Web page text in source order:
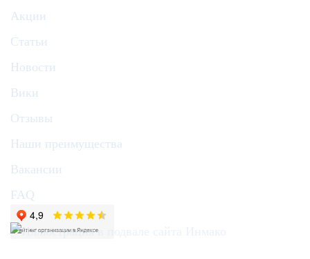
Акции
Статьи
Новости
Вики
Отзывы
Наши преимущества
Вакансии
FAQ